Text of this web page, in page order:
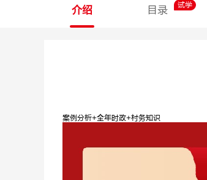
介绍 目录 试学
案例分析+全年时政+村务知识